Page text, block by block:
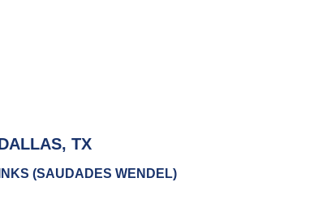
TX
(SAUDADES WENDEL)